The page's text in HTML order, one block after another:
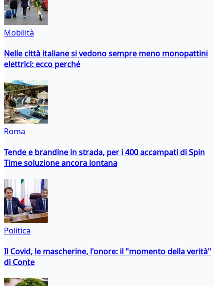
Mobilità
Nelle città italiane si vedono sempre meno monopattini
elettrici: ecco perché
Roma
Tende e brandine in strada, per i 400 accampati di Spin
Time soluzione ancora lontana
Politica
Il Covid, le mascherine, l'onore: il "momento della verità"
di Conte